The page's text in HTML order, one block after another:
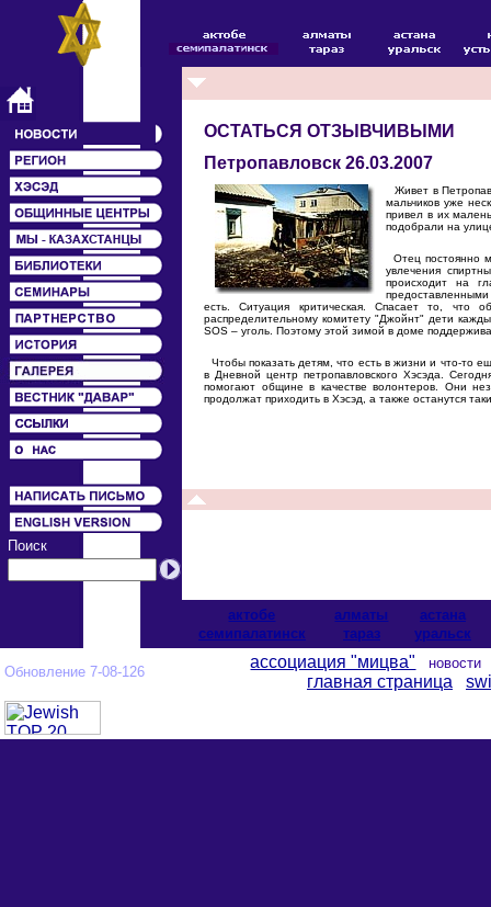
Поиск
ОСТАТЬСЯ ОТЗЫВЧИВЫМИ
Петропавловск 26.03.2007
Живет в
мальчиков уже
привел в их
подобрали на
Отец постоянно
увлечения
происходит на
есть. Ситуация критическая. Спасает то, что
распределительному комитету "Джойнт" дети
SOS – уголь. Поэтому этой зимой в доме
Чтобы показать детям, что есть в жизни и что-то
в Дневной центр петропавловского Хэсэда.
помогают общине в качестве волонтеров. Они
продолжат приходить в Хэсэд, а также останутся
актобе алматы
астана
cемипалатинск
тараз уральск
Обновление 7-08-126
ассоциация "мицва"
главная страница